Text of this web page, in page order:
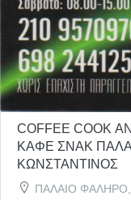
COFFEE COOK
ΚΑΦΕ ΣΝΑΚ
ΚΩΝΣΤΑΝΤΙΝΟΣ
ΠΑΛΑΙΟ ΦΑΛΗΡΟ,